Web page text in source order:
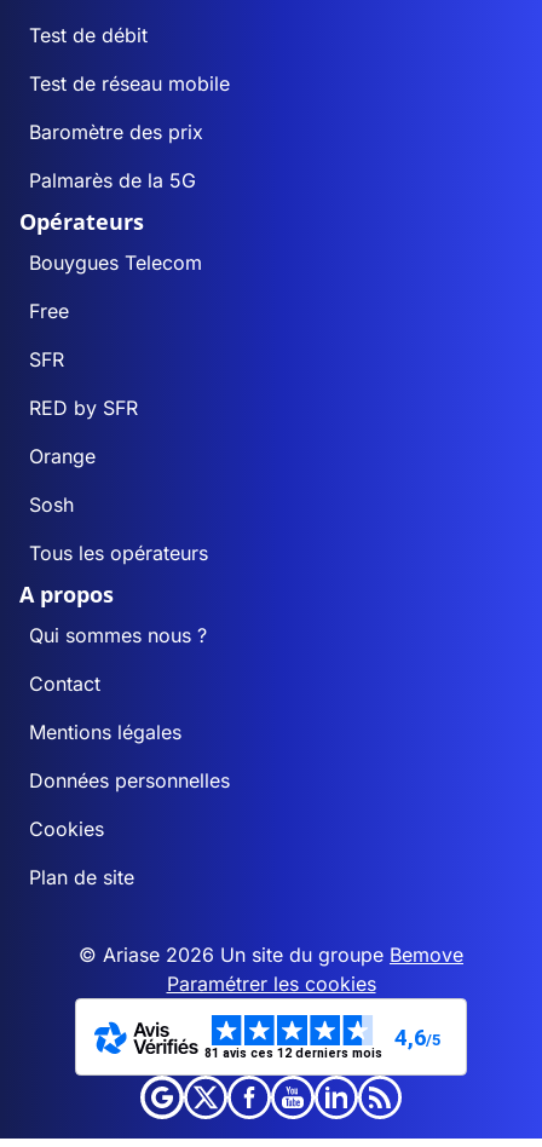
Test de débit
Test de réseau mobile
Baromètre des prix
Palmarès de la 5G
Opérateurs
Bouygues Telecom
Free
SFR
RED by SFR
Orange
Sosh
Tous les opérateurs
A propos
Qui sommes nous ?
Contact
Mentions légales
Données personnelles
Cookies
Plan de site
© Ariase 2026 Un site du groupe Bemove
Paramétrer les cookies
81 avis ces 12 derniers mois
4,6/5